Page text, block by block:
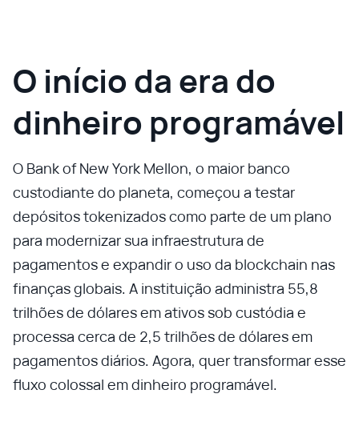
O início da era do
dinheiro programável
O Bank of New York Mellon, o maior banco
custodiante do planeta, começou a testar
depósitos tokenizados como parte de um plano
para modernizar sua infraestrutura de
pagamentos e expandir o uso da blockchain nas
finanças globais. A instituição administra 55,8
trilhões de dólares em ativos sob custódia e
processa cerca de 2,5 trilhões de dólares em
pagamentos diários. Agora, quer transformar esse
fluxo colossal em dinheiro programável.